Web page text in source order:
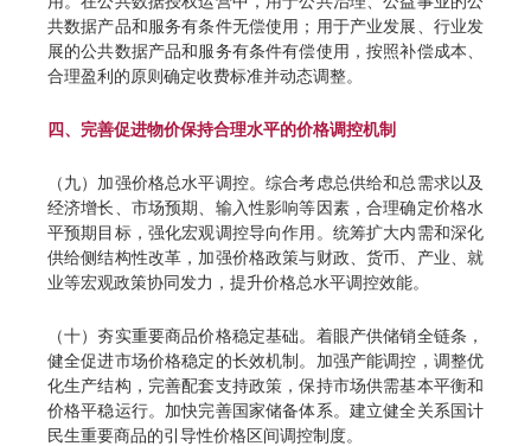
共数据产品和服务有条件无偿使用；用于产业发展、行业发
展的公共数据产品和服务有条件有偿使用，按照补偿成本、
合理盈利的原则确定收费标准并动态调整。
四、完善促进物价保持合理水平的价格调控机制
（九）加强价格总水平调控。综合考虑总供给和总需求以及
经济增长、市场预期、输入性影响等因素，合理确定价格水
平预期目标，强化宏观调控导向作用。统筹扩大内需和深化
供给侧结构性改革，加强价格政策与财政、货币、产业、就
业等宏观政策协同发力，提升价格总水平调控效能。
（十）夯实重要商品价格稳定基础。着眼产供储销全链条，
健全促进市场价格稳定的长效机制。加强产能调控，调整优
化生产结构，完善配套支持政策，保持市场供需基本平衡和
价格平稳运行。加快完善国家储备体系。建立健全关系国计
民生重要商品的引导性价格区间调控制度。